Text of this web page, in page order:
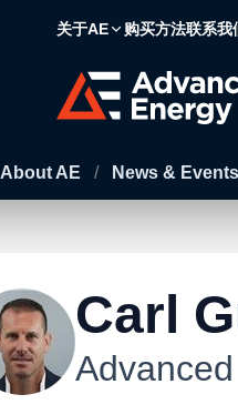
关于AE 购买方法联系我
About AE / News & Events
Carl